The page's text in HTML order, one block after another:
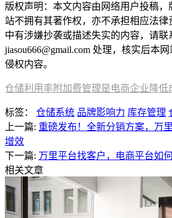
版权声明：本文内容由网络用户投稿
站不拥有其著作权，亦不承担相应法
中有涉嫌抄袭或描述失实的内容，请联
jiasou666@gmail.com 处理，核实后本
侵权内容。
仓储利用率附加费管理是电商企业降
标签： 仓储系统 品牌影响力 库存管理
上一篇: 重磅发布！全新分销方案，万
增效
下一篇: 万里平台找客户，电商平台如
相关文章